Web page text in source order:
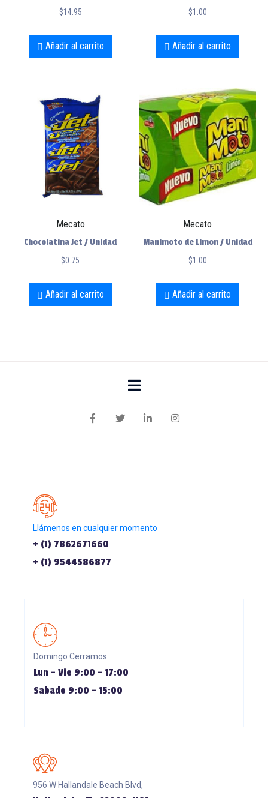
$14.95
Añadir al carrito
$1.00
Añadir al carrito
Mecato
Chocolatina Jet / Unidad
$0.75
Añadir al carrito
Mecato
Manimoto de Limon / Unidad
$1.00
Añadir al carrito
Llámenos en cualquier momento
+ (1) 7862671660
+ (1) 9544586877
Domingo Cerramos
Lun - Vie 9:00 - 17:00
Sabado 9:00 - 15:00
956 W Hallandale Beach Blvd,